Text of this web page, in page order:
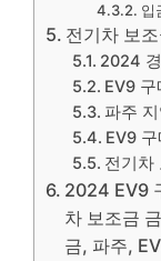
입
전기차 보
2024
EV9
파주
EV9
전기차
2024 EV9
차 보조금
금, 파주,